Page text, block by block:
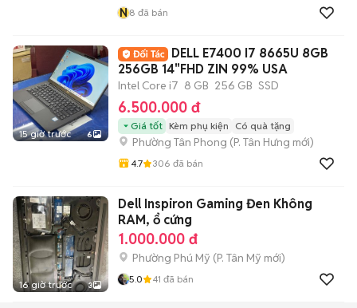
N8 đã bán
15 giờ trước 6
DELL E7400 I7 8665U 8GB
256GB 14"FHD ZIN 99% USA
Intel Core i7 8 GB 256 GB SSD
6.500.000 đ
Giá tốt Kèm phụ kiện Có quà tặng
Phường Tân Phong (P. Tân Hưng mới)
4.7 306 đã bán
16 giờ trước 3
Dell Inspiron Gaming Đen Không
RAM, ổ cứng
1.000.000 đ
Phường Phú Mỹ (P. Tân Mỹ mới)
5.0 41 đã bán